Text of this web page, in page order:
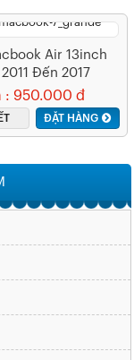
Air 13inch
Đến 2017
: 950.000 đ
ĐẶT HÀNG